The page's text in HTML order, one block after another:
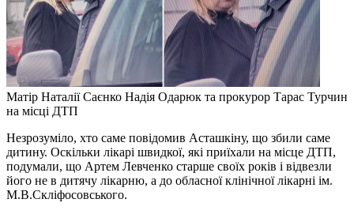
Матір Наталії Саєнко Надія Одарюк та прокурор Тарас Турчин
на місці ДТП
Незрозуміло, хто саме повідомив Асташкіну, що збили саме
дитину. Оскільки лікарі швидкої, які приїхали на місце ДТП,
подумали, що Артем Левченко старше своїх років і відвезли
його не в дитячу лікарню, а до обласної клінічної лікарні ім.
М.В.Скліфосовського.